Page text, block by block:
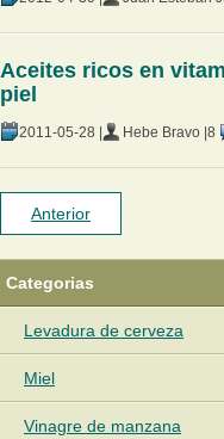
Aceites ricos en
piel
2011-05-28 | Hebe Bravo | 8
Anterior
Categorias
Levadura de cerveza
Miel
Vinagre de manzana